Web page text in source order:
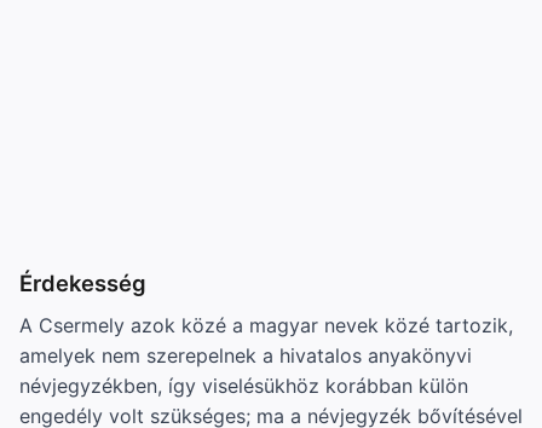
Érdekesség
A Csermely azok közé a magyar nevek közé tartozik,
amelyek nem szerepelnek a hivatalos anyakönyvi
névjegyzékben, így viselésükhöz korábban külön
engedély volt szükséges; ma a névjegyzék bővítésével